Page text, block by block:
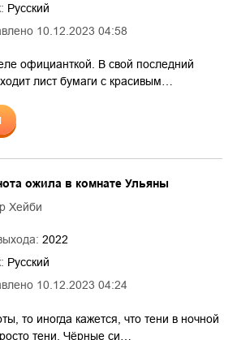
10.12.2023 04:58
Русский
официанткой. В свой последний
лист бумаги с красивым…
10.12.2023 04:24
ожила в комнате Ульяны
Хейби
2022
Русский
то иногда кажется, что тени в ночной
тени. Чёрные си…